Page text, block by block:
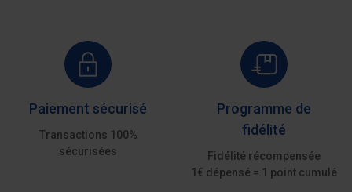
Paiement sécurisé
Transactions 100%
sécurisées
Programme de
fidélité
Fidélité récompensée
1€ dépensé = 1 point cumulé